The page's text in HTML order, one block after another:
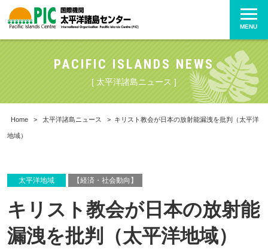
MENU
PACIFIC ISLANDS NEWS
[ 太平洋諸島ニュース ]
Home > 太平洋諸島ニュース > キリスト教会が日本の放射能漏洩を批判（太平洋
地域）
太平洋地域 【経済・社会動向】
キリスト教会が日本の放射能
漏洩を批判（太平洋地域）